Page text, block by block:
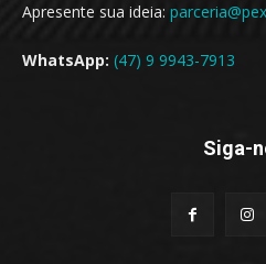
Apresente sua ideia:
WhatsApp: (47) 9 9943-7913
Siga-